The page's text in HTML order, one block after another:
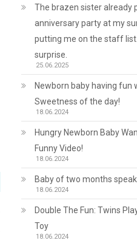
The brazen sister already
anniversary party at my
putting me on the staff
surprise.
25.06.2025
Newborn baby having fun
Sweetness of the day!
18.06.2024
Hungry Newborn Baby
Funny Video!
18.06.2024
Baby of two months
18.06.2024
Double The Fun: Twins
Toy
18.06.2024